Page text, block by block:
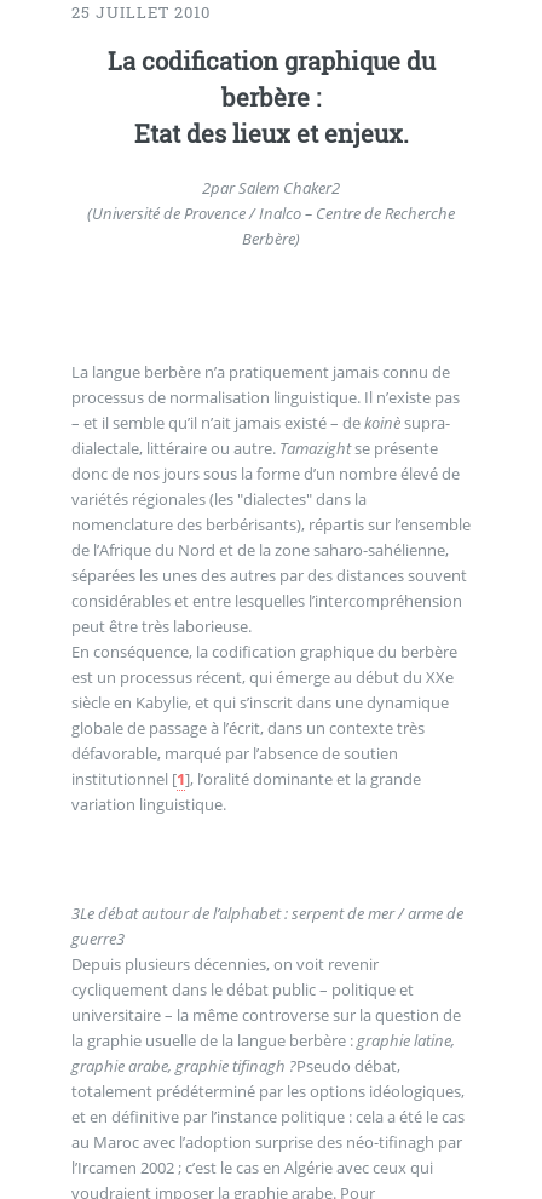
25 JUILLET 2010
La codification graphique du
berbère :
Etat des lieux et enjeux.
2par Salem Chaker2
(Université de Provence / Inalco – Centre de Recherche
Berbère)
La langue berbère n’a pratiquement jamais connu de
processus de normalisation linguistique. Il n’existe pas
– et il semble qu’il n’ait jamais existé – dekoinèsupra-
dialectale, littéraire ou autre. Tamazightse présente
donc de nos jours sous la forme d’un nombre élevé de
variétés régionales (les "dialectes" dans la
nomenclature des berbérisants), répartis sur l’ensemble
de l’Afrique du Nord et de la zone saharo-sahélienne,
séparées les unes des autres par des distances souvent
considérables et entre lesquelles l’intercompréhension
peut être très laborieuse.
En conséquence, la codification graphique du berbère
est un processus récent, qui émerge au début du XXe
siècle en Kabylie, et qui s’inscrit dans une dynamique
globale de passage à l’écrit, dans un contexte très
défavorable, marqué par l’absence de soutien
institutionnel [1], l’oralité dominante et la grande
variation linguistique.
3Le débat autour de l’alphabet : serpent de mer / arme de
guerre3
Depuis plusieurs décennies, on voit revenir
cycliquement dans le débat public – politique et
universitaire – la même controverse sur la question de
la graphie usuelle de la langue berbère :graphie latine,
graphie arabe, graphie tifinagh ?Pseudo débat,
totalement prédéterminé par les options idéologiques,
et en définitive par l’instance politique : cela a été le cas
au Maroc avec l’adoption surprise des néo-tifinagh par
l’Ircamen 2002 ; c’est le cas en Algérie avec ceux qui
voudraient imposer la graphie arabe. Pour